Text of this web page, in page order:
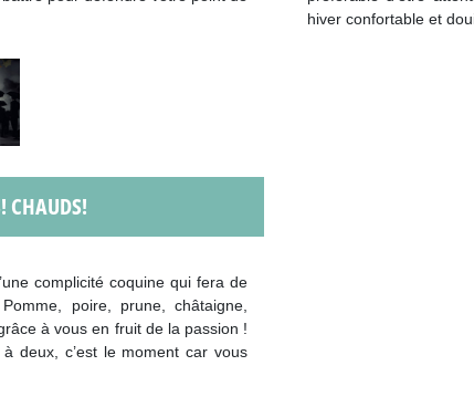
hiver confortable et
CHAUDS!
complicité coquine qui fera de
poire, prune, châtaigne,
à vous en fruit de la passion !
deux, c’est le moment car vous